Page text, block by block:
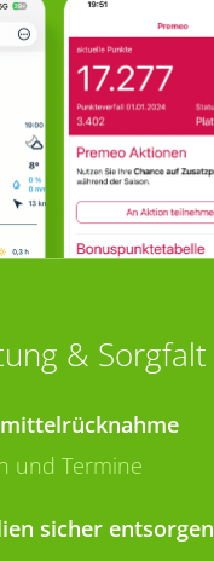
& Sorgfalt
und Termine
sicher entsorgen